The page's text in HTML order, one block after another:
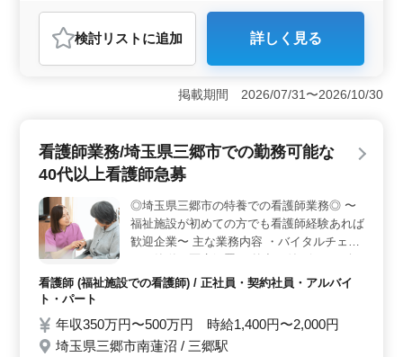
自動車整備士
おすすめポイント
＜経験を積んだプロフェッショナルのための自動車整備
職＞ 10年以上の豊富な経験を持つ自動車整備士を募集
しています。小型・大型トラックの整備、定期点検、一
料駐車場完備で通勤も快適です。 ＜安定した収入と
充実の福利厚生＞ 年収は400万円から520万円まで、経
もあり、雇用・労災・健康・厚生の福利厚生が整ってい
ます。安心して長く働ける環境が整っています。 ＜
柔軟な働き方でワークライフバランスを実現＞ 月に平
均10時間程度の残業があり、隔週土曜日の出勤があるも
のの、休日や休暇もしっかり取れます。就業時間は朝9時
から夕方6時までと、長時間労働もありません。自身のス
ケジュールに合わせて働くことができるため、ワークラ
イフバランスを重視する方に最適です。
検討リスト に追加 詳しく見る
掲載期間 2026/07/31〜2026/10/30
看護師業務/埼玉県三郷市での勤務可能な
40代以上看護師急募
◎埼玉県三郷市の特養での看護師業務◎ 〜
福祉施設が初めての方でも看護師経験あれば
歓迎企業〜 主な業務内容 ・バイタルチェッ
ク、簡単な医療処置 ・外出の付き添い、介
護職員への医療に関する指導 ・インフルエ
あれば相談可能 ＊50代の方現役活躍中 お気
軽にお問い合わせください！！
看護師 (福祉施設での看護師) / 正社員・契約社員・アルバイ
ト・パート
年収350万円〜500万円 時給1,400円〜2,000円
埼玉県三郷市南蓮沼 / 三郷駅